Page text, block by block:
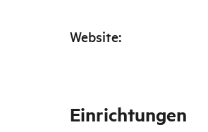
Website:
Einrichtungen